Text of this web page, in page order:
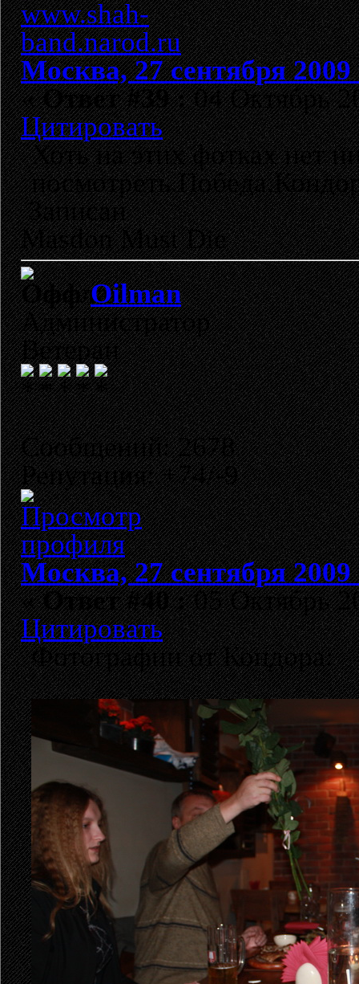
Москва, 27 сентября 2009
«Ответ #39 :04 Октябрь
Цитировать
Хоть на этих фотках нет
Записан
Masdon Must Die
Oilman
Администратор
Ветеран
Сообщений: 2678
Репутация: +74/-9
Москва, 27 сентября 2009
«Ответ #40 :05 Октябрь
Цитировать
Фотографии от Кондора: